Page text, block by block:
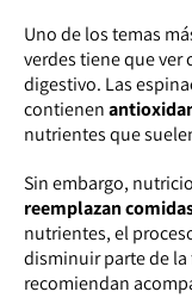
Uno de los temas
verdes tiene que ver
digestivo. Las
contienen
nutrientes que
Sin embargo,
reemplazan
nutrientes, el
disminuir parte de
recomiendan